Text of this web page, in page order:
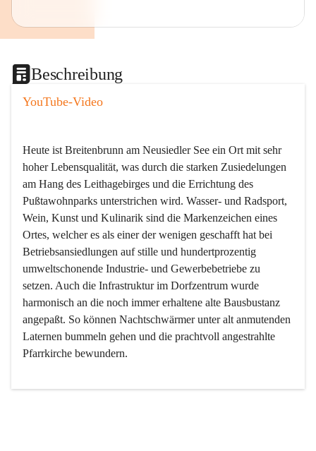
Beschreibung
YouTube-Video
Heute ist Breitenbrunn am Neusiedler See ein Ort mit sehr
hoher Lebensqualität, was durch die starken Zusiedelungen
am Hang des Leithagebirges und die Errichtung des
Pußtawohnparks unterstrichen wird. Wasser- und Radsport,
Wein, Kunst und Kulinarik sind die Markenzeichen eines
Ortes, welcher es als einer der wenigen geschafft hat bei
Betriebsansiedlungen auf stille und hundertprozentig
umweltschonende Industrie- und Gewerbebetriebe zu
setzen. Auch die Infrastruktur im Dorfzentrum wurde
harmonisch an die noch immer erhaltene alte Bausbustanz
angepaßt. So können Nachtschwärmer unter alt anmutenden
Laternen bummeln gehen und die prachtvoll angestrahlte
Pfarrkirche bewundern.
Der Weinbau dominert heute nicht mehr, ist aber integrativer